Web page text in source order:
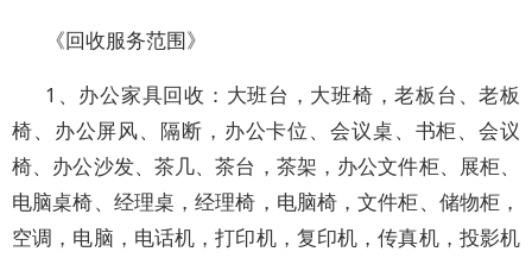
《回收服务范围》
1、办公家具回收：大班台，大班椅，老板台、老板
椅、办公屏风、隔断，办公卡位、会议桌、书柜、会议
椅、办公沙发、茶几、茶台，茶架，办公文件柜、展柜、
电脑桌椅、经理桌，经理椅，电脑椅，文件柜、储物柜，
空调，电脑，电话机，打印机，复印机，传真机，投影机